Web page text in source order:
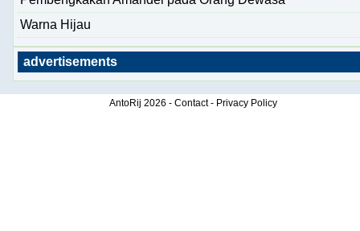
Warna Hijau
advertisements
AntoRij 2026 - Contact- Privacy Policy